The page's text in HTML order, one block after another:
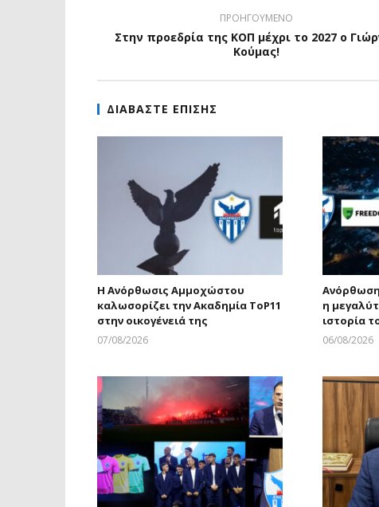
ΠΡΟΗΓΟΥΜΕΝΟ
Στην προεδρία της ΚΟΠ μέχρι το 2027 ο
Κούμας!
ΔΙΑΒΑΣΤΕ ΕΠΙΣΗΣ
Η Ανόρθωσις Αμμοχώστου
καλωσορίζει την Ακαδημία ToP11
στην οικογένειά της
07/08/2026
η
ιστορία
06/08/2026